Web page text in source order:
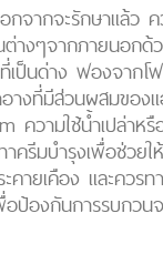
กจากจะรักษาแล้ว
ต่างๆจากภายนอก
เป็นด่าง ฟองจากโ
อางที่มีส่วนผสมขอ
ความใช้น้ำเปล่าห
ครีมบำรุงเพื่อช่วย
คายเคือง และควร
อป้องกันการรบกว